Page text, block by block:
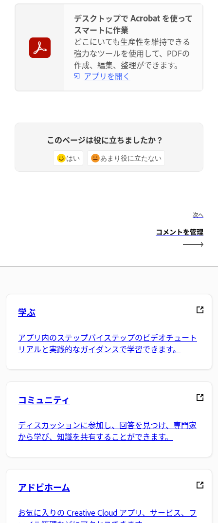
デスクトップで Acrobat を使って
スマートに作業
どこにいても生産性を維持できる
強力なツールを使用して、PDFの
作成、編集、整理ができます。
アプリを開く
このページは役に立ちましたか？
はい あまり役に立たない
次へ
コメントを管理
学ぶ
アプリ内のステップバイステップのビデオチュート
リアルと実践的なガイダンスで学習できます。
コミュニティ
ディスカッションに参加し、回答を見つけ、専門家
から学び、知識を共有することができます。
アドビホーム
お気に入りの Creative Cloud アプリ、サービス、フ